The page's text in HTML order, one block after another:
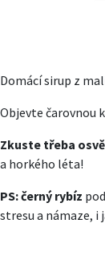
Domácí sirup z
Objevte čarovnou
Zkuste třeba
a horkého léta!
PS: černý rybíz
stresu a námaze, i